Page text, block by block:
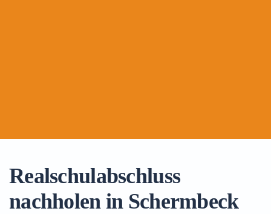
Realschulabschluss
nachholen in Schermbeck